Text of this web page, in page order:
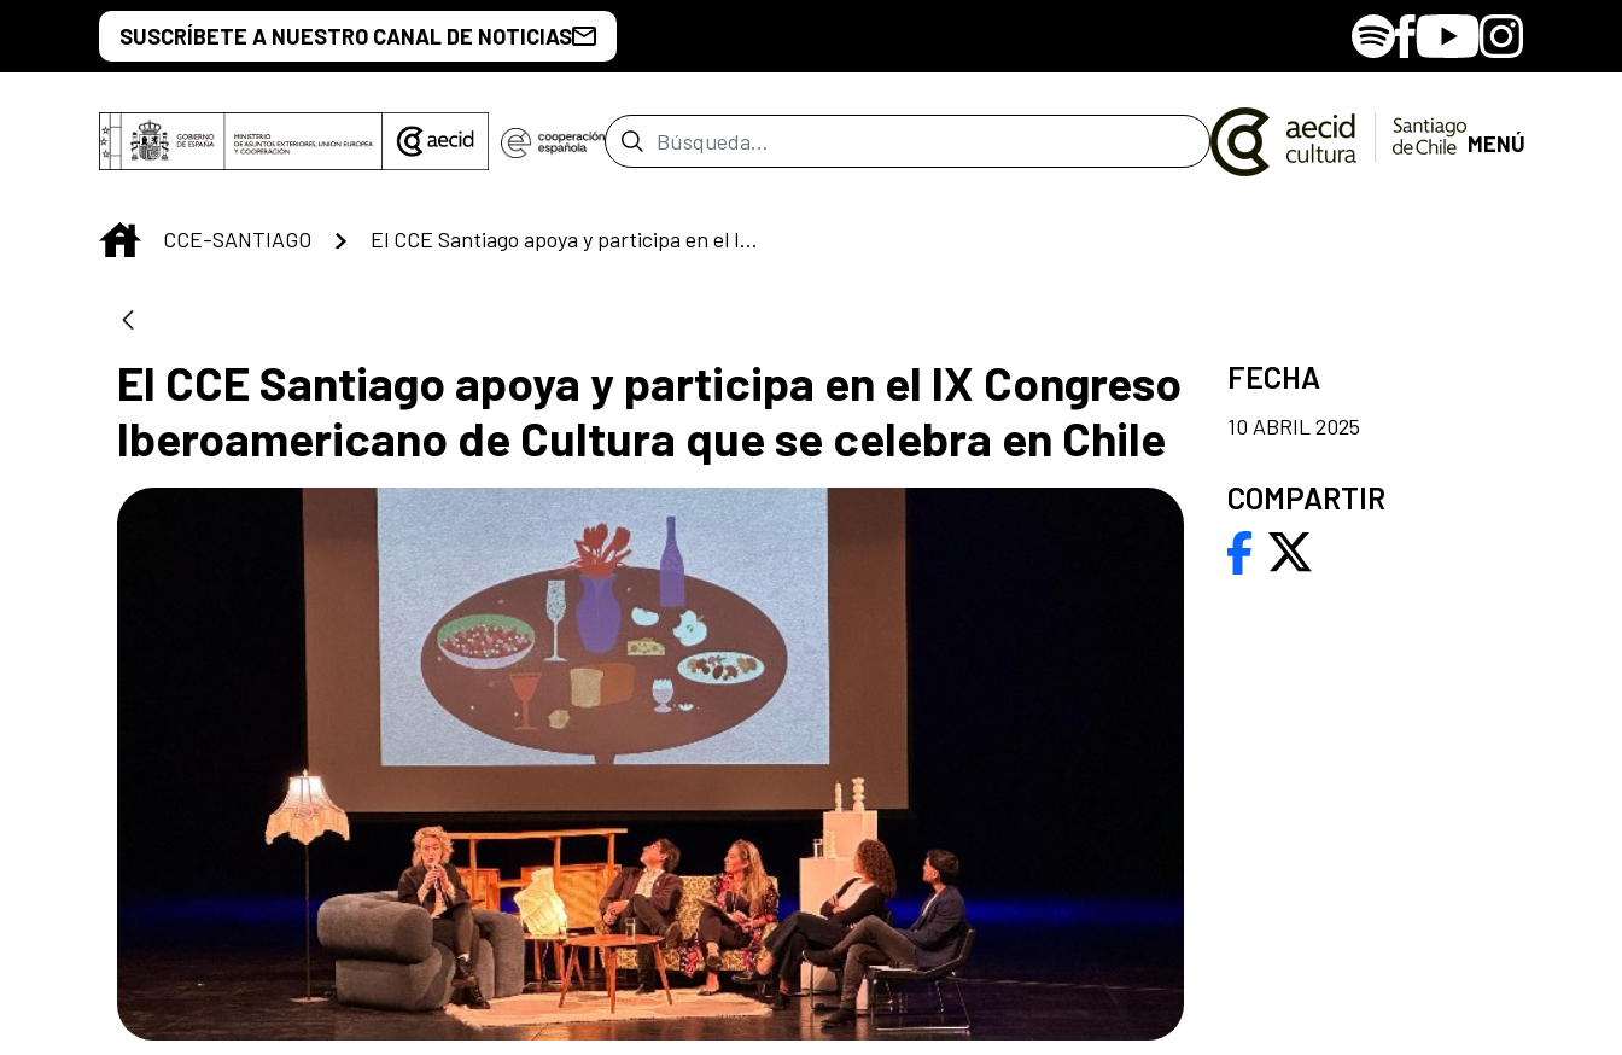
Saltar al contenido principal
SUSCRÍBETE A NUESTRO CANAL DE NOTICIAS SpotifyFacebook
YoutubeInstagram
Barra de búsqueda MENÚ
INICIO
CCE-SANTIAGO El CCE Santiago apoya y participa en el IX Congreso Iberoamericano de Cultura que se celebra en Chile
El CCE Santiago apoya y participa en el IX Congreso
Iberoamericano de Cultura que se celebra en Chile
FECHA
10 ABRIL 2025
COMPARTIR